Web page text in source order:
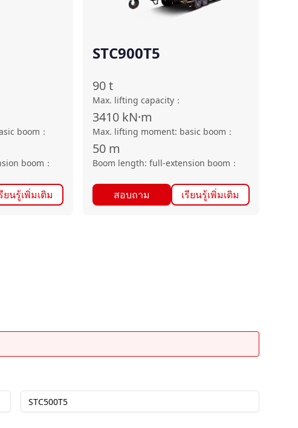
boom ：
boom ：
ยนรู้เพิ่มเติม
STC900T5
90t
Max. lifting capacity ：
3410 kN·m
Max. lifting moment: basic boom ：
50 m
Boom length: full-extension boom ：
สอบถาม เรียนรู้เพิ่มเติม